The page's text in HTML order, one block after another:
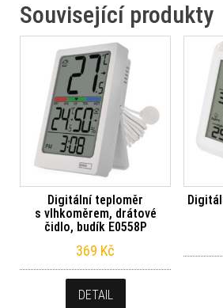
Související produkty
Digitální teploměr
s vlhkoměrem, drátové
čidlo, budík E0558P
369 Kč
DETAIL